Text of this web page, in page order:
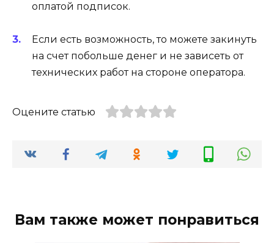
оплатой подписок.
Если есть возможность, то можете закинуть
на счет побольше денег и не зависеть от
технических работ на стороне оператора.
Оцените статью
Вам также может понравиться